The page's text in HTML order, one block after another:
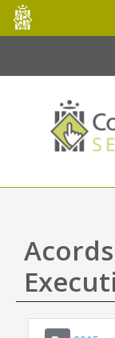
Salta al contingut
Consell
de
Mallorca